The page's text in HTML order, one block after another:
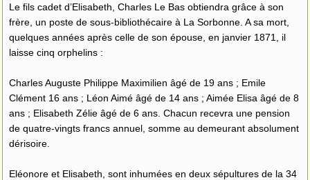
Le fils cadet d’Elisabeth, Charles Le Bas obtiendra grâce à son
frère, un poste de sous-bibliothécaire à La Sorbonne. A sa mort,
quelques années après celle de son épouse, en janvier 1871, il
laisse cinq orphelins :
Charles Auguste Philippe Maximilien âgé de 19 ans ; Emile
Clément 16 ans ; Léon Aimé âgé de 14 ans ; Aimée Elisa âgé de 8
ans ; Elisabeth Zélie âgé de 6 ans. Chacun recevra une pension
de quatre-vingts francs annuel, somme au demeurant absolument
dérisoire.
Eléonore et Elisabeth, sont inhumées en deux sépultures de la 34